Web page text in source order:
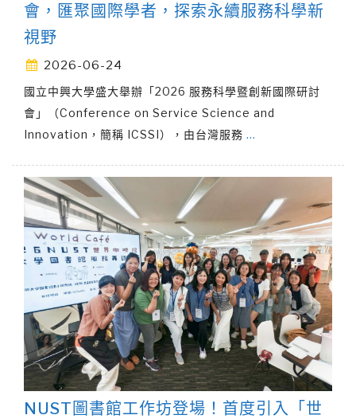
會，匯聚國際學者，探索永續服務科學新
視野
2026-06-24
國立中興大學盛大舉辦「2026 服務科學暨創新國際研討
會」（Conference on Service Science and
Innovation，簡稱 ICSSI），由台灣服務 …
NUST圖書館工作坊登場！首度引入「世